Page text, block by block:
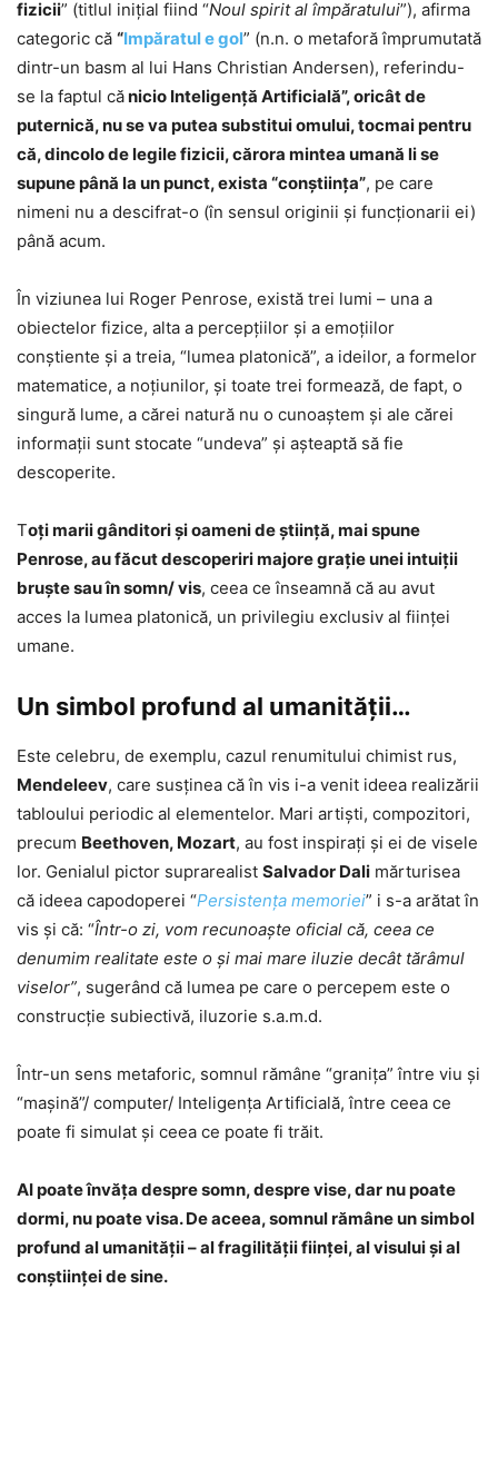
fizicii” (titlul iniţial fiind “Noul spirit al împăratului”), afirma
categoric că “Impăratul e gol” (n.n. o metaforă împrumutată
dintr-un basm al lui Hans Christian Andersen), referindu-
se la faptul cănicio Inteligenţă Artificială”, oricât de
puternică, nu se va putea substitui omului, tocmai pentru
că, dincolo de legile fizicii, cărora mintea umană li se
supune până la un punct, exista “conştiinţa”, pe care
nimeni nu a descifrat-o (în sensul originii şi funcţionarii ei)
până acum.
În viziunea lui Roger Penrose, există trei lumi – una a
obiectelor fizice, alta a percepţiilor şi a emoţiilor
conştiente şi a treia, “lumea platonică”, a ideilor, a formelor
matematice, a noţiunilor, şi toate trei formează, de fapt, o
singură lume, a cărei natură nu o cunoaştem şi ale cărei
informaţii sunt stocate “undeva” şi aşteaptă să fie
descoperite.
Toţi marii gânditori şi oameni de ştiinţă, mai spune
Penrose, au făcut descoperiri majore graţie unei intuiţii
bruşte sau în somn/ vis, ceea ce înseamnă că au avut
acces la lumea platonică, un privilegiu exclusiv al fiinţei
umane.
Un simbol profund al umanității…
Este celebru, de exemplu, cazul renumitului chimist rus,
Mendeleev, care susţinea că în vis i-a venit ideea realizării
tabloului periodic al elementelor. Mari artişti, compozitori,
precum Beethoven, Mozart, au fost inspiraţi şi ei de visele
lor. Genialul pictor suprarealist Salvador Dali mărturisea
că ideea capodoperei “Persistenţa memoriei” i s-a arătat în
vis şi că: “Într-o zi, vom recunoaşte oficial că, ceea ce
denumim realitate este o şi mai mare iluzie decât tărâmul
viselor”, sugerând că lumea pe care o percepem este o
construcţie subiectivă, iluzorie s.a.m.d.
Într-un sens metaforic, somnul rămâne “granița” între viu și
“maşină”/ computer/ Inteligenţa Artificială, între ceea ce
poate fi simulat și ceea ce poate fi trăit.
AI poate învăța despre somn, despre vise, dar nu poate
dormi, nu poate visa. De aceea, somnul rămâne un simbol
profund al umanității – al fragilității fiinţei, al visului și al
conștiinței de sine.